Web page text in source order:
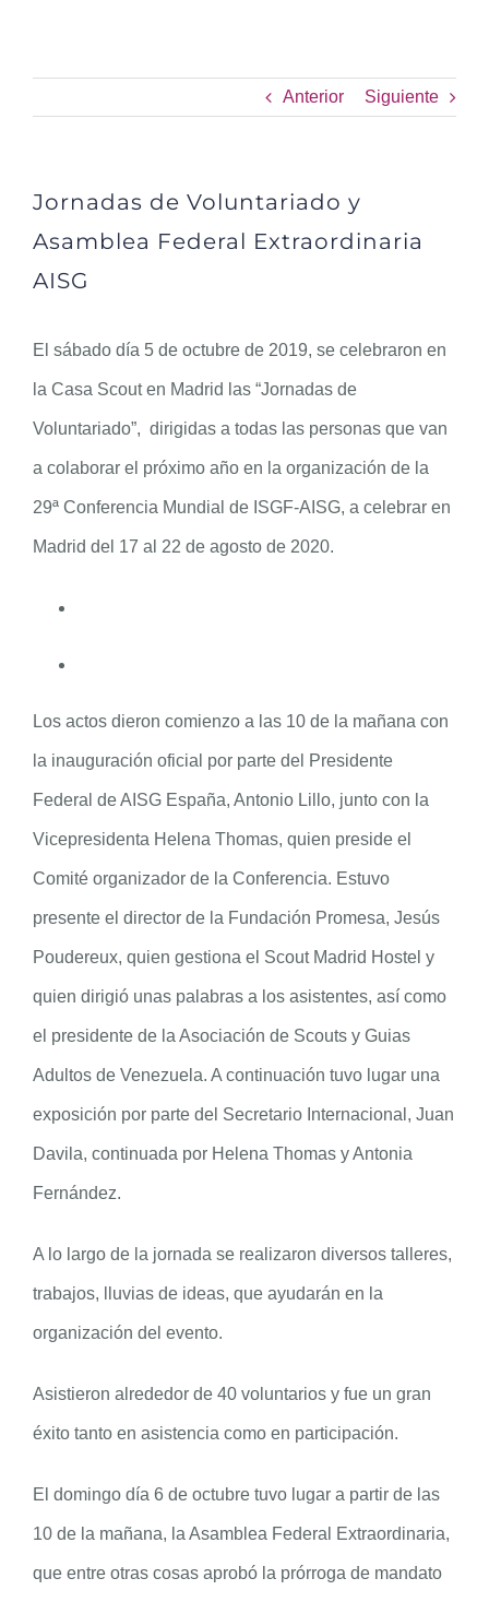
Anterior Siguiente
Jornadas de Voluntariado y
Asamblea Federal Extraordinaria
AISG
El sábado día 5 de octubre de 2019, se celebraron en
la Casa Scout en Madrid las “Jornadas de
Voluntariado”, dirigidas a todas las personas que van
a colaborar el próximo año en la organización de la
29ª Conferencia Mundial de ISGF-AISG, a celebrar en
Madrid del 17 al 22 de agosto de 2020.
Los actos dieron comienzo a las 10 de la mañana con
la inauguración oficial por parte del Presidente
Federal de AISG España, Antonio Lillo, junto con la
Vicepresidenta Helena Thomas, quien preside el
Comité organizador de la Conferencia. Estuvo
presente el director de la Fundación Promesa, Jesús
Poudereux, quien gestiona el Scout Madrid Hostel y
quien dirigió unas palabras a los asistentes, así como
el presidente de la Asociación de Scouts y Guias
Adultos de Venezuela. A continuación tuvo lugar una
exposición por parte del Secretario Internacional, Juan
Davila, continuada por Helena Thomas y Antonia
Fernández.
A lo largo de la jornada se realizaron diversos talleres,
trabajos, lluvias de ideas, que ayudarán en la
organización del evento.
Asistieron alrededor de 40 voluntarios y fue un gran
éxito tanto en asistencia como en participación.
El domingo día 6 de octubre tuvo lugar a partir de las
10 de la mañana, la Asamblea Federal Extraordinaria,
que entre otras cosas aprobó la prórroga de mandato